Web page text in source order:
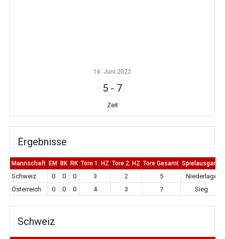
16. Juni 2022
5 - 7
Zeit
Ergebnisse
Mannschaft EM BK RK Tore 1. HZ Tore 2. HZ Tore Gesamt Spielausgang
Schweiz 0 0 0 3 2 5
Niederlage
Österreich
0 0 0 4 3 7 Sieg
Schweiz